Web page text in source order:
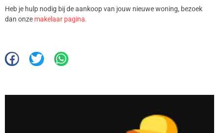
Heb je hulp nodig bij de aankoop van jouw nieuwe woning, bezoek
dan onze makelaar pagina.